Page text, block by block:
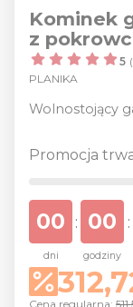
Kominek
z
5
PLANIKA
Wolnostojący
Promocja
00
dni
: 00
godziny
:
Cena regularna: